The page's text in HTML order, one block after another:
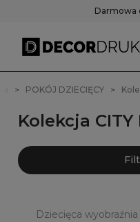
Darmowa
POKÓJ DZIECIĘCY
Kolekcja CITY
Dziecięca